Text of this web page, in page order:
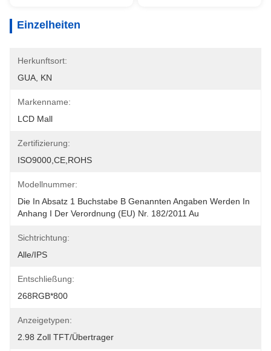
Einzelheiten
Herkunftsort:
GUA, KN
Markenname:
LCD Mall
Zertifizierung:
ISO9000,CE,ROHS
Modellnummer:
Die In Absatz 1 Buchstabe B Genannten Angaben Werden In
Anhang I Der Verordnung (EU) Nr. 182/2011 Au
Sichtrichtung:
Alle/IPS
Entschließung:
268RGB*800
Anzeigetypen:
2.98 Zoll TFT/Übertrager